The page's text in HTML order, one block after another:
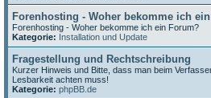
Forenhosting - Woher bekomme ich
Forenhosting - Woher bekomme ich ein Forum?
Kategorie: Installation und Update
Fragestellung und Rechtschreibung
Kurzer Hinweis und Bitte, dass man beim
Lesbarkeit achten muss!
Kategorie: phpBB.de